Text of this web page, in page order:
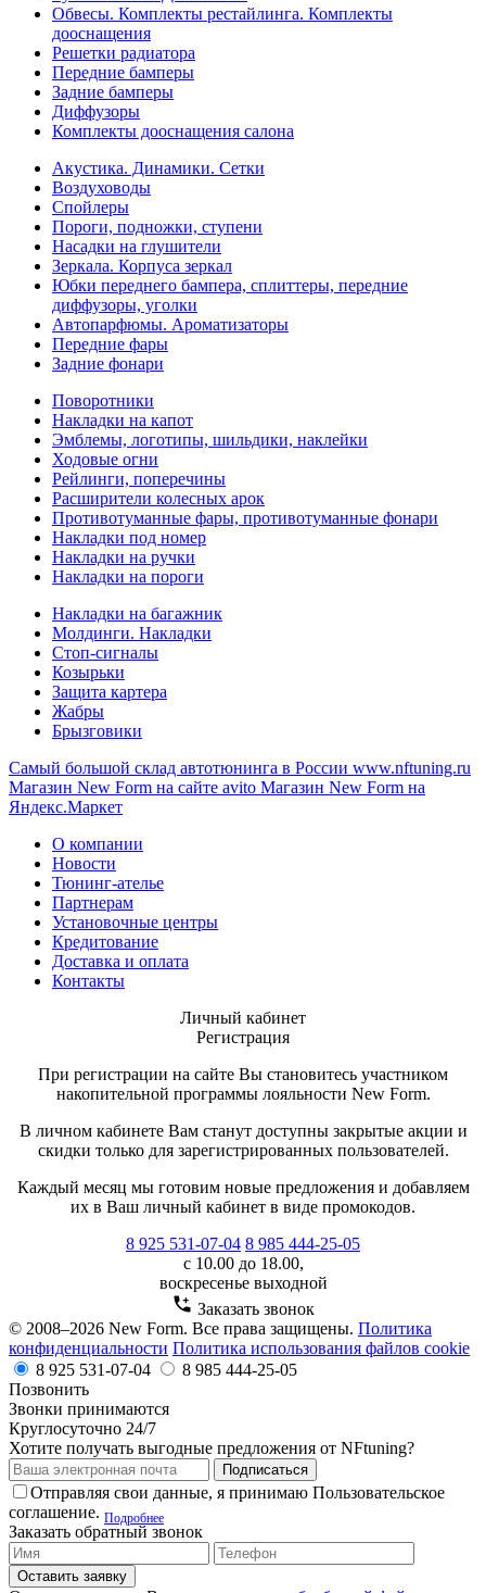
Обвесы. Комплекты рестайлинга. Комплекты
дооснащения
Решетки радиатора
Передние бамперы
Задние бамперы
Диффузоры
Комплекты дооснащения салона
Акустика. Динамики. Сетки
Воздуховоды
Спойлеры
Пороги, подножки, ступени
Насадки на глушители
Зеркала. Корпуса зеркал
Юбки переднего бампера, сплиттеры, передние
диффузоры, уголки
Автопарфюмы. Ароматизаторы
Передние фары
Задние фонари
Поворотники
Накладки на капот
Эмблемы, логотипы, шильдики, наклейки
Ходовые огни
Рейлинги, поперечины
Расширители колесных арок
Противотуманные фары, противотуманные фонари
Накладки под номер
Накладки на ручки
Накладки на пороги
Накладки на багажник
Молдинги. Накладки
Стоп-сигналы
Козырьки
Защита картера
Жабры
Брызговики
Самый большой склад автотюнинга в России www.nftuning.ru
Магазин New Form на сайте avito Магазин New Form на
Яндекс.Маркет
О компании
Новости
Тюнинг-ателье
Партнерам
Установочные центры
Кредитование
Доставка и оплата
Контакты
Личный кабинет
Регистрация
При регистрации на сайте Вы становитесь участником
накопительной программы лояльности New Form.
В личном кабинете Вам станут доступны закрытые акции и
скидки только для зарегистрированных пользователей.
Каждый месяц мы готовим новые предложения и добавляем
их в Ваш личный кабинет в виде промокодов.
8 925 531-07-04 8 985 444-25-05
с 10.00 до 18.00,
воскресенье выходной
Заказать звонок
© 2008–2026 New Form. Все права защищены. Политика
конфиденциальности Политика использования файлов cookie
8 925 531-07-04
8 985 444-25-05
Позвонить
Звонки принимаются
Круглосуточно 24/7
Хотите получать выгодные предложения от NFtuning?
Подписаться
Отправляя свои данные, я принимаю Пользовательское
соглашение. Подробнее
Заказать обратный звонок
Оставить заявку